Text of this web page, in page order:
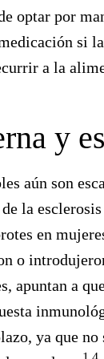
optar por
si
a la
y
aún son
la
en
o
apuntan a
ya que